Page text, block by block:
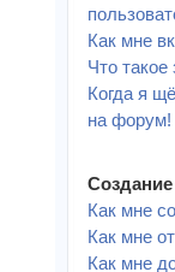
Как мне
Что такое
Когда я
на форум!
Как мне
Как мне
Как мне